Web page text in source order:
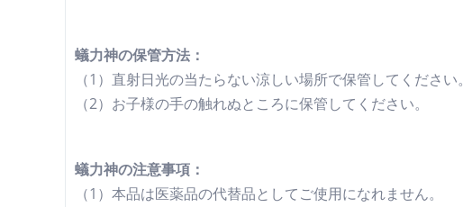
蟻力神の保管方法：
（1）直射日光の当たらない涼しい場所で保管してください。
（2）お子様の手の触れぬところに保管してください。
蟻力神の注意事項：
（1）本品は医薬品の代替品としてご使用になれません。